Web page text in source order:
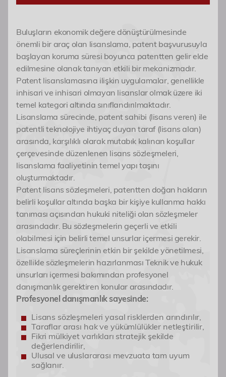
Etkinlikler
İletişim
Patent Portföy Yönetimi
Buluşların ekonomik değere dönüştürülmesinde
önemli bir araç olan lisanslama, patent başvurusuyla
başlayan koruma süresi boyunca patentten gelir elde
edilmesine olanak tanıyan etkili bir mekanizmadır.
Patent lisanslamasına ilişkin uygulamalar, genellikle
inhisari ve inhisari olmayan lisanslar olmak üzere iki
temel kategori altında sınıflandırılmaktadır.
Lisanslama sürecinde, patent sahibi (lisans veren) ile
patentli teknolojiye ihtiyaç duyan taraf (lisans alan)
arasında, karşılıklı olarak mutabık kalınan koşullar
çerçevesinde düzenlenen lisans sözleşmeleri,
lisanslama faaliyetinin temel yapı taşını
oluşturmaktadır.
Patent lisans sözleşmeleri, patentten doğan hakların
belirli koşullar altında başka bir kişiye kullanma hakkı
tanıması açısından hukuki niteliği olan sözleşmeler
arasındadır. Bu sözleşmelerin geçerli ve etkili
olabilmesi için belirli temel unsurlar içermesi gerekir.
Lisanslama süreçlerinin etkin bir şekilde yönetilmesi,
özellikle sözleşmelerin hazırlanması Teknik ve hukuk
unsurları içermesi bakımından profesyonel
danışmanlık gerektiren konular arasındadır.
Profesyonel danışmanlık sayesinde:
Lisans sözleşmeleri yasal risklerden arındırılır,
Taraflar arası hak ve yükümlülükler netleştirilir,
Fikri mülkiyet varlıkları stratejik şekilde
değerlendirilir,
Ulusal ve uluslararası mevzuata tam uyum
sağlanır.